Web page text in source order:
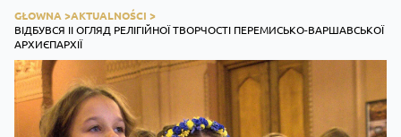
GŁOWNA >AKTUALNOŚCI >
ВІДБУВСЯ ІІ ОГЛЯД РЕЛІГІЙНОЇ ТВОРЧОСТІ ПЕРЕМИСЬКО-ВАРШАВСЬКОЇ
АРХИЄПАРХІЇ